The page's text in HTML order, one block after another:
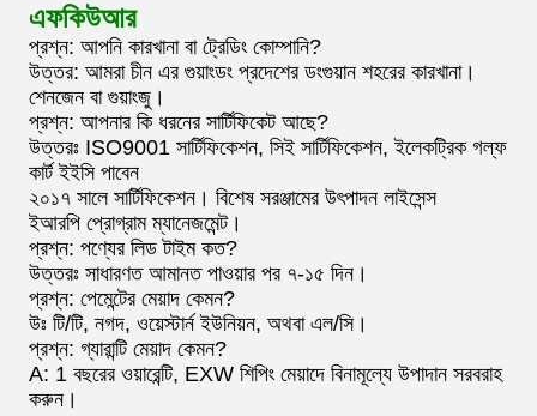
এফকিউআর
প্রশ্ন: আপনি কারখানা বা ট্রেডিং কোম্পানি?
উত্তর: আমরা চীন এর গুয়াংডং প্রদেশের ডংগুয়ান শহরের কারখানা।
শেনজেন বা গুয়াংজু।
প্রশ্ন: আপনার কি ধরনের সার্টিফিকেট আছে?
উত্তরঃ ISO9001 সার্টিফিকেশন, সিই সার্টিফিকেশন, ইলেকট্রিক গল্ফ
কার্ট ইইসি পাবেন
২০১৭ সালে সার্টিফিকেশন। বিশেষ সরঞ্জামের উৎপাদন লাইসেন্স
ইআরপি প্রোগ্রাম ম্যানেজমেন্ট।
প্রশ্ন: পণ্যের লিড টাইম কত?
উত্তরঃ সাধারণত আমানত পাওয়ার পর ৭-১৫ দিন।
প্রশ্ন: পেমেন্টের মেয়াদ কেমন?
উঃ টি/টি, নগদ, ওয়েস্টার্ন ইউনিয়ন, অথবা এল/সি।
প্রশ্ন: গ্যারান্টি মেয়াদ কেমন?
A: 1 বছরের ওয়ারেন্টি, EXW শিপিং মেয়াদে বিনামূল্যে উপাদান সরবরাহ
করুন।